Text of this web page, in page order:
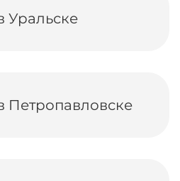
Уральске
Петропавловске